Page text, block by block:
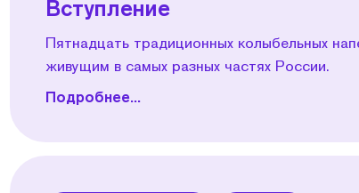
Вступление
Пятнадцать традиционных колыбельных
живущим в самых разных частях России.
Подробнее...